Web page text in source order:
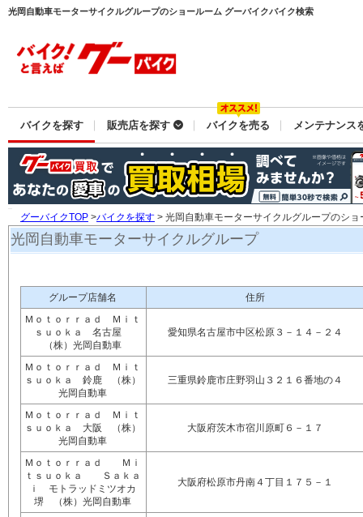
光岡自動車モーターサイクルグループのショールーム グーバイクバイク検索
バイクを探す 販売店を探す バイクを売る メンテナンス
グーバイクTOP >バイクを探す > 光岡自動車モーターサイクルグループのショ
光岡自動車モーターサイクルグループ
グループ店舗名
住所
Ｍｏｔｏｒｒａｄ Ｍｉｔ
ｓｕｏｋａ 名古屋
（株）光岡自動車
愛知県名古屋市中区松原３－１４－２４
Ｍｏｔｏｒｒａｄ Ｍｉｔ
ｓｕｏｋａ 鈴鹿 （株）
光岡自動車
三重県鈴鹿市庄野羽山３２１６番地の４
Ｍｏｔｏｒｒａｄ Ｍｉｔ
ｓｕｏｋａ 大阪 （株）
光岡自動車
大阪府茨木市宿川原町６－１７
Ｍｏｔｏｒｒａｄ Ｍｉ
ｔｓｕｏｋａ Ｓａｋａ
ｉ モトラッドミツオカ
堺 （株）光岡自動車
大阪府松原市丹南４丁目１７５－１